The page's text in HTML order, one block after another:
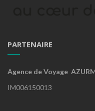
PARTENAIRE
Agence de Voyage
IM006150013